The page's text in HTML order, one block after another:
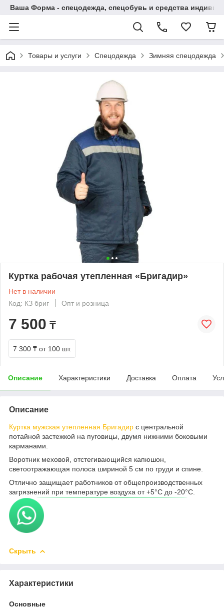
Ваша Форма - спецодежда, спецобувь и средства
Товары и услуги Спецодежда Зимняя спецодежда
Куртка рабочая утепленная «Бригадир»
Нет в наличии
Код: КЗ бриг
Опт и розница
7 500 ₸
7 300 ₸ от 100 шт.
Описание Характеристики Доставка Оплата
Описание
Куртка мужская утепленная Бригадир с центральной
потайной застежкой на пуговицы, двумя нижними боковыми
карманами.
Воротник меховой, отстегивающийся капюшон,
светоотражающая полоса шириной 5 см по груди и спине.
Отлично защищает работников от общепроизводственных
загрязнений при температуре воздуха от +5°С до -20°С.
Скрыть
Характеристики
Основные